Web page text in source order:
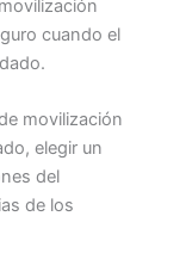
cuando el
movilización
elegir un
del
de los